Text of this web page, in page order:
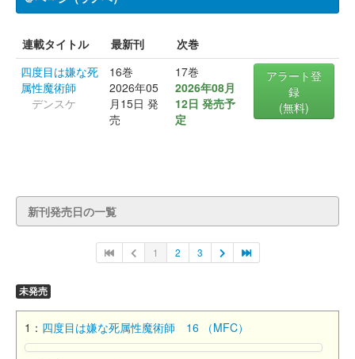
連載タイトル 最新刊
次巻
四度目は嫌な死
属性魔術師
デンスケ
16巻
2026年05
月15日 発
売
17巻
2026年08月
12日 発売予
定
アラート登
録
(無料)
新刊発売日の一覧
1 2 3
未発売
1： 四度目は嫌な死属性魔術師 16 （MFC）